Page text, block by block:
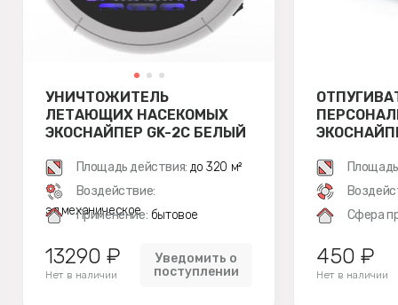
УНИЧТОЖИТЕЛЬ
ЛЕТАЮЩИХ НАСЕКОМЫХ
ЭКОСНАЙПЕР GK-2C БЕЛЫЙ
Площадь действия: до 320 м²
Воздействие:
эл.механическое
Применение: бытовое
13290 ₽
Нет в наличии
Уведомить о
поступлении
Сфера
450 ₽
Нет в наличии